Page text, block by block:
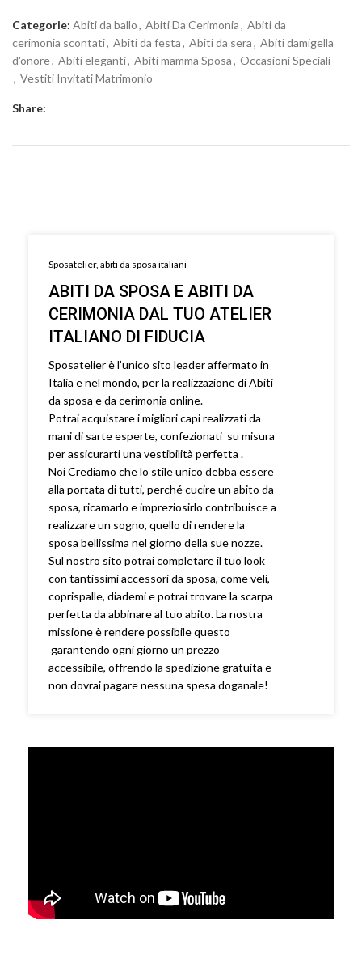
Categorie: Abiti da ballo, Abiti Da Cerimonia, Abiti da
cerimonia scontati, Abiti da festa, Abiti da sera, Abiti damigella
d'onore, Abiti eleganti, Abiti mamma Sposa, Occasioni Speciali
, Vestiti Invitati Matrimonio
Share:
Sposatelier, abiti da sposa italiani
ABITI DA SPOSA E ABITI DA
CERIMONIA DAL TUO ATELIER
ITALIANO DI FIDUCIA
Sposatelier è l’unico sito leader affermato in
Italia e nel mondo, per la realizzazione di Abiti
da sposa e da cerimonia online.
Potrai acquistare i migliori capi realizzati da
mani di sarte esperte, confezionati su misura
per assicurarti una vestibilità perfetta .
Noi Crediamo che lo stile unico debba essere
alla portata di tutti, perché cucire un abito da
sposa, ricamarlo e impreziosirlo contribuisce a
realizzare un sogno, quello di rendere la
sposa bellissima nel giorno della sue nozze.
Sul nostro sito potrai completare il tuo look
con tantissimi accessori da sposa, come veli,
coprispalle, diademi e potrai trovare la scarpa
perfetta da abbinare al tuo abito. La nostra
missione è rendere possibile questo
garantendo ogni giorno un prezzo
accessibile, offrendo la spedizione gratuita e
non dovrai pagare nessuna spesa doganale!